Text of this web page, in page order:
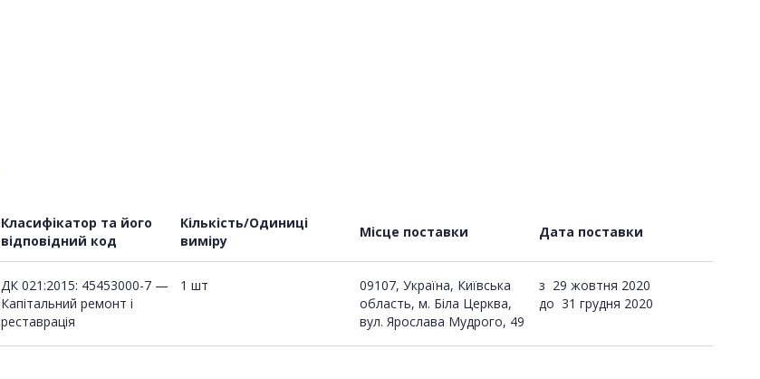
Класифікатор та його
відповідний код
Кількість/Одиниці
виміру
Місце поставки Дата поставки
ДК 021:2015: 45453000-7 —
Капітальний ремонт і
реставрація
1 шт
09107, Україна, Київська
область, м. Біла Церква,
вул. Ярослава Мудрого, 49
з 29 жовтня 2020
до 31 грудня 2020